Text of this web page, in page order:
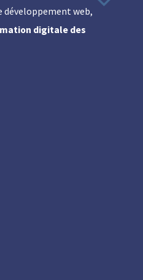
Top
développement web,
digitale des